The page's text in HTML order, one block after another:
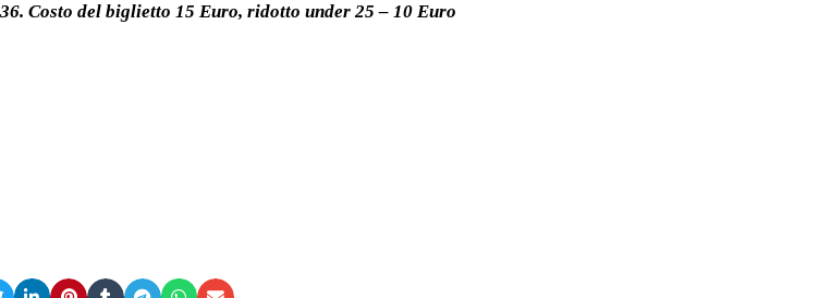
Costo del biglietto 15 Euro, ridotto under 25 – 10 Euro